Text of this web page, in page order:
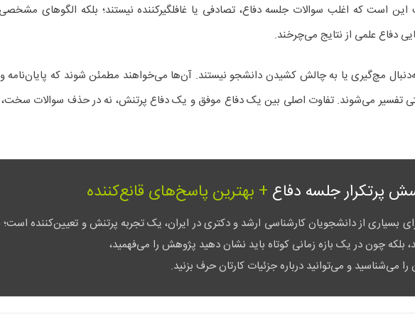
است که اغلب سوالات جلسه دفاع، تصادفی یا غافلگیرکننده نیستند؛ بلکه الگوهای
دفاع علمی از نتایج می‌چرخند.
مچ‌گیری یا به چالش کشیدن دانشجو نیستند. آن‌ها می‌خواهند مطمئن شوند که
تفسیر می‌شوند. تفاوت اصلی بین یک دفاع موفق و یک دفاع پرتنش، نه در حذف سوالات سخت،
+ بهترین پاسخ‌های قانع‌کننده
بسیاری از دانشجویان کارشناسی ارشد و دکتری در ایران، یک تجربه پرتنش و تعیین‌کننده است؛
بلکه چون در یک بازه زمانی کوتاه باید نشان دهید پژوهش را می‌فهمید،
را می‌شناسید و می‌توانید درباره جزئیات کارتان حرف بزنید.